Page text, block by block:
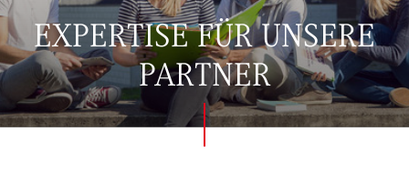
EXPERTISE FÜR UNSERE
PARTNER